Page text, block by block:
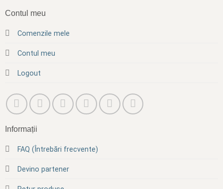
Contul meu
Comenzile mele
Contul meu
Logout
Informații
FAQ (Întrebări frecvente)
Devino partener